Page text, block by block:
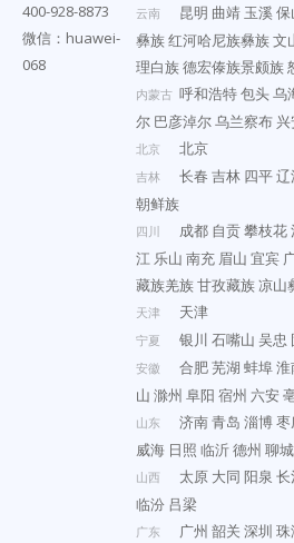
400-928-8873
微信：huawei-
068
云南 昆明 曲靖 玉溪保
彝族红河哈尼族彝族文
理白族德宏傣族景颇族
内蒙古 呼和浩特包头乌
尔 巴彦淖尔乌兰察布
北京 北京
吉林 长春 吉林 四平辽
朝鲜族
四川 成都 自贡攀枝花
江 乐山 南充 眉山 宜宾
藏族羌族甘孜藏族凉山
天津 天津
宁夏 银川 石嘴山 吴忠
安徽 合肥芜湖 蚌埠淮
山 滁州 阜阳 宿州 六安
山东 济南青岛 淄博枣
威海 日照 临沂德州 聊城
山西 太原 大同 阳泉 长
临汾 吕梁
广东 广州 韶关 深圳 珠